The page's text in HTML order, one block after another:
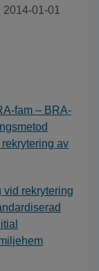
01-01
fam – BRA-
av
vid rekrytering